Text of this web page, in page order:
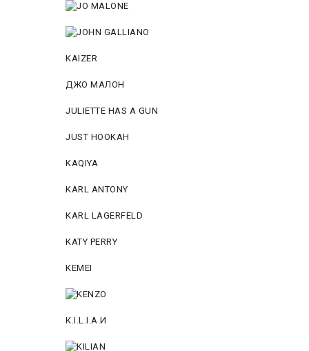
KAIZER
ДЖО МАЛОН
JULIETTE HAS A GUN
JUST HOOKAH
KAQIYA
KARL ANTONY
KARL LAGERFELD
KATY PERRY
KEMEI
К.I.L.I.А.И